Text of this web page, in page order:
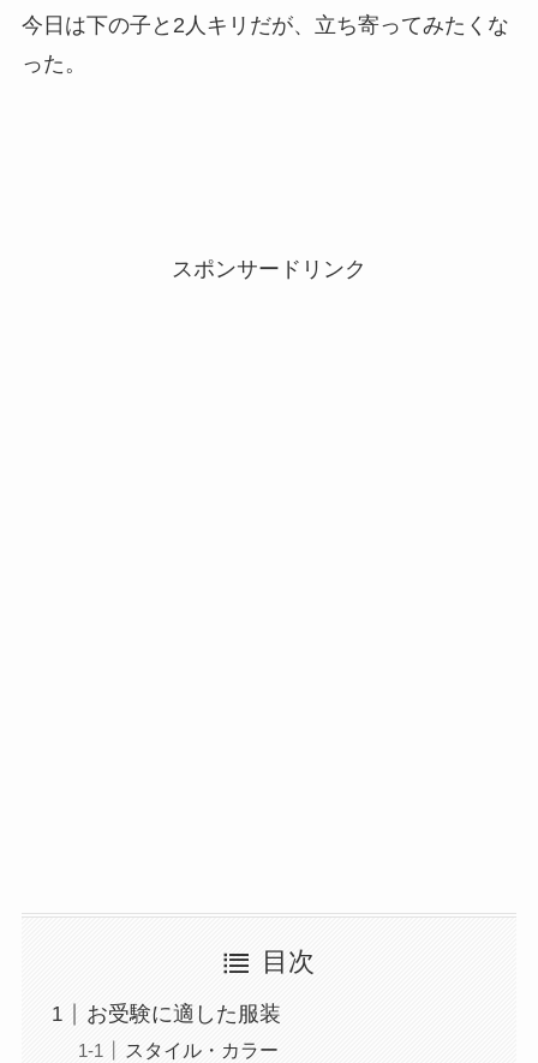
今日は下の子と2人キリだが、立ち寄ってみたくな
った。
スポンサードリンク
目次
お受験に適した服装
スタイル・カラー